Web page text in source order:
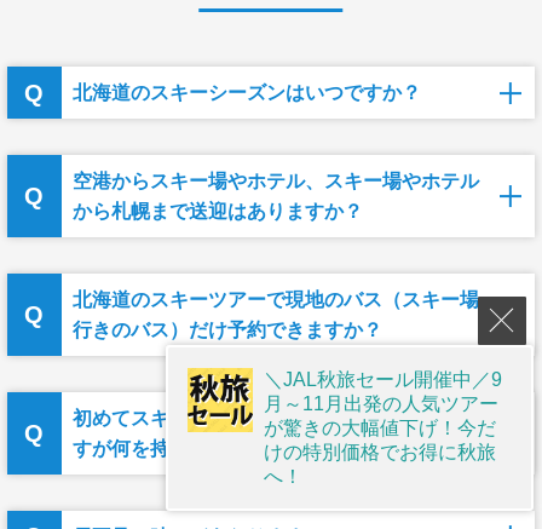
北海道のスキーシーズンはいつですか？
空港からスキー場やホテル、スキー場やホテル
から札幌まで送迎はありますか？
北海道のスキーツアーで現地のバス（スキー場
行きのバス）だけ予約できますか？
初めてスキー・スノーボードツアーに参加しま
すが何を持っていけばいいですか？
＼JAL秋旅セール開催中／9
月～11月出発の人気ツアー
が驚きの大幅値下げ！今だ
けの特別価格でお得に秋旅
へ！